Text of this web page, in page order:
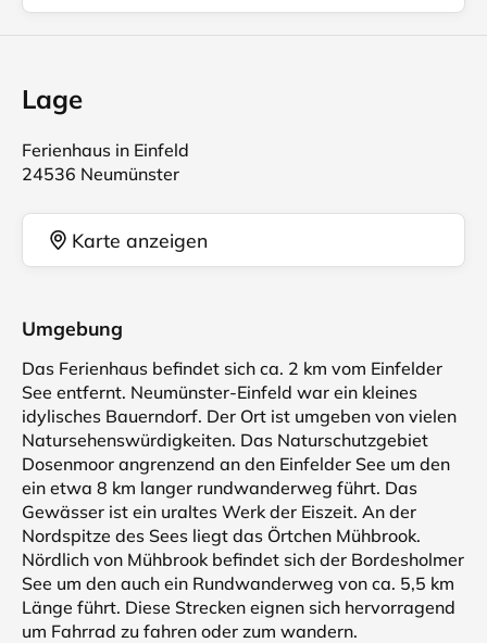
Lage
Ferienhaus in Einfeld
24536 Neumünster
Karte anzeigen
Umgebung
Das Ferienhaus befindet sich ca. 2 km vom Einfelder
See entfernt. Neumünster-Einfeld war ein kleines
idylisches Bauerndorf. Der Ort ist umgeben von vielen
Natursehenswürdigkeiten. Das Naturschutzgebiet
Dosenmoor angrenzend an den Einfelder See um den
ein etwa 8 km langer rundwanderweg führt. Das
Gewässer ist ein uraltes Werk der Eiszeit. An der
Nordspitze des Sees liegt das Örtchen Mühbrook.
Nördlich von Mühbrook befindet sich der Bordesholmer
See um den auch ein Rundwanderweg von ca. 5,5 km
Länge führt. Diese Strecken eignen sich hervorragend
um Fahrrad zu fahren oder zum wandern.